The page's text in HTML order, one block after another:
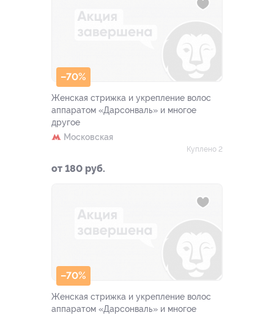
–70%
Женская стрижка и укрепление волос
аппаратом «Дарсонваль» и многое
другое
Московская
от 180 руб.
Куплено 2
–70%
Женская стрижка и укрепление волос
аппаратом «Дарсонваль» и многое